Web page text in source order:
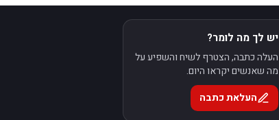
יש לך מה לומר?
העלה כתבה, הצטרף לשיח והשפיע על
מה שאנשים יקראו היום.
העלאת כתבה